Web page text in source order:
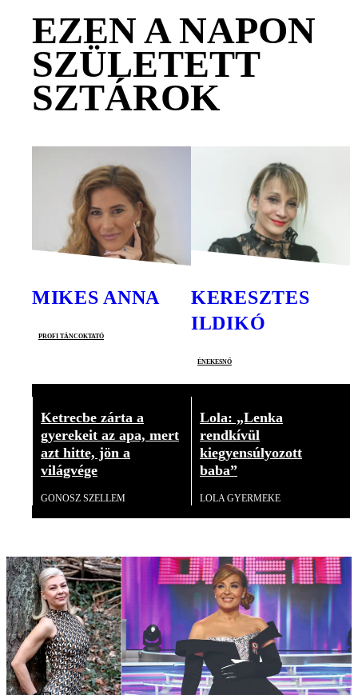
EZEN A NAPON
SZÜLETETT
SZTÁROK
MIKES ANNA
profi táncoktató
KERESZTES
ILDIKÓ
énekesnő
Ketrecbe zárta a
gyerekeit az apa, mert
azt hitte, jön a
világvége
GONOSZ SZELLEM
Lola: „Lenka
rendkívül
kiegyensúlyozott
baba”
LOLA GYERMEKE